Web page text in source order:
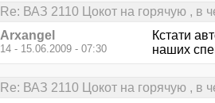
Re: ВАЗ 2110 Цокот на горячую , в
Arxangel
14 - 15.06.2009 - 07:30
Кстати
наших
Re: ВАЗ 2110 Цокот на горячую , в